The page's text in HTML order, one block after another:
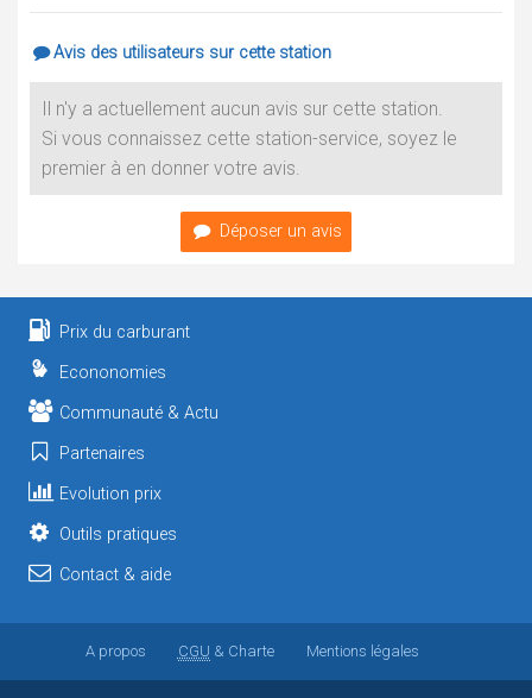
Avis des utilisateurs sur cette station
Il n'y a actuellement aucun avis sur cette station.
Si vous connaissez cette station-service, soyez le
premier à en donner votre avis.
Déposer un avis
Prix du carburant
Econonomies
Communauté & Actu
Partenaires
Evolution prix
Outils pratiques
Contact & aide
A propos CGU & Charte Mentions légales